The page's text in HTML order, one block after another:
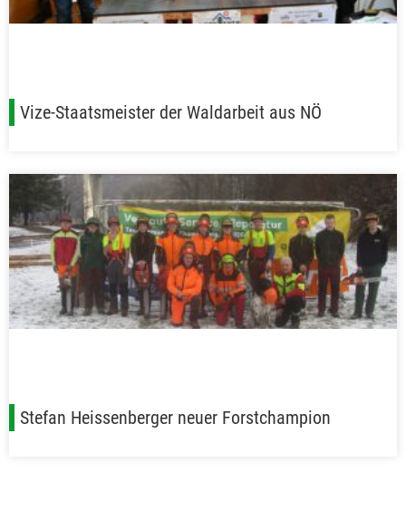
Vize-Staatsmeister der Waldarbeit aus NÖ
Stefan Heissenberger neuer Forstchampion